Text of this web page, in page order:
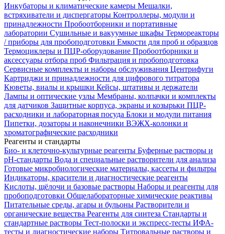
Инкубаторы и климатические камеры Мешалки,
встряхиватели и диспергаторы Контроллеры, модули и
принадлежности Пробоотборники и портативные
лаборатории Сушильные и вакуумные шкафы Термореакторы
/ приборы для пробоподготовки Емкости для проб и образцов
Термоциклеры и ПЦР-оборудование Пробоотборники и
аксессуары отбора проб Фильтрация и пробоподготовка
Сервисные комплекты и наборы обслуживания Центрифуги
Картриджи и принадлежности для цифрового титратора
Кюветы, виалы и крышки Кейсы, штативы и держатели
Лампы и оптические узлы Мембраны, колпачки и комплекты
для датчиков Защитные корпуса, экраны и козырьки ПЦР-
расходники и лабораторная посуда Блоки и модули питания
Пипетки, дозаторы и наконечники ВЭЖХ-колонки и
хроматографические расходники
Реагенты и стандарты
Био- и клеточно-культурные реагенты Буферные растворы и
pH-стандарты Вода и специальные растворители для анализа
Готовые микробиологические материалы, кассеты и фильтры
Индикаторы, красители и диагностические реагенты
Кислоты, щёлочи и базовые растворы Наборы и реагенты для
пробоподготовки Общелабораторные химические реактивы
Питательные среды, агары и бульоны Растворители и
органические вещества Реагенты для синтеза Стандарты и
стандартные растворы Тест-полоски и экспресс-тесты ИФА-
тесты и диагностические наборы Титровальные растворы и